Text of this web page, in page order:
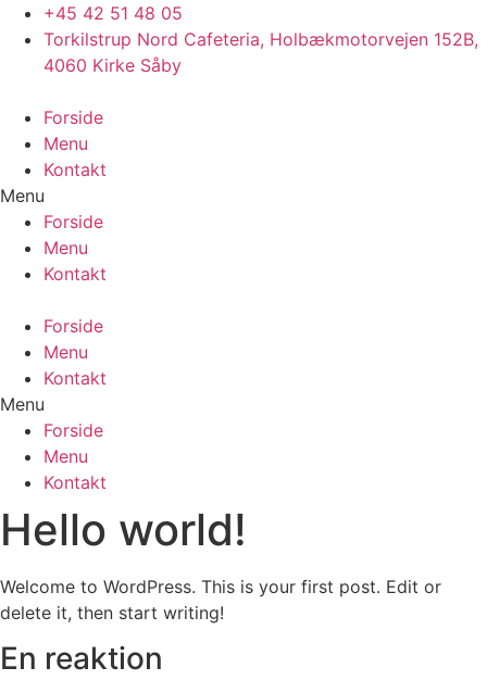
Videre
indhold
+45 42 51 48 05
Torkilstrup Nord Cafeteria, Holbækmotorvejen 152B,
4060 Kirke Såby
Forside
Menu
Kontakt
Menu
Forside
Menu
Kontakt
Forside
Menu
Kontakt
Menu
Forside
Menu
Kontakt
Hello world!
Welcome to WordPress. This is your first post. Edit or
delete it, then start writing!
En reaktion